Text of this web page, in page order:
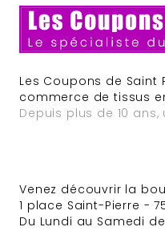
Les Coupons de Saint
commerce de tissus
Depuis plus de 10
toute concurrence
leur apparition.
Venez découvrir la
1 place Saint-Pierre -
Du Lundi au Samedi